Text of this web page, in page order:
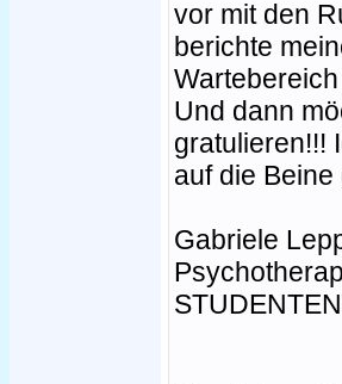
vor mit den
berichte
Und dann
gratulieren!!!
auf die
Gabriele